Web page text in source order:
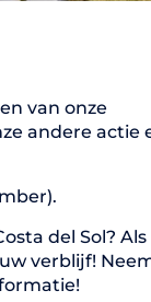
van onze
andere actie
del Sol?
verblijf!